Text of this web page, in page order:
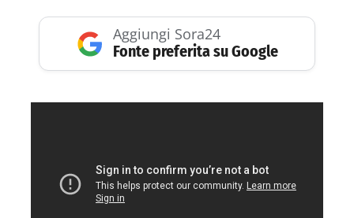
Aggiungi Sora24
Fonte preferita su Google